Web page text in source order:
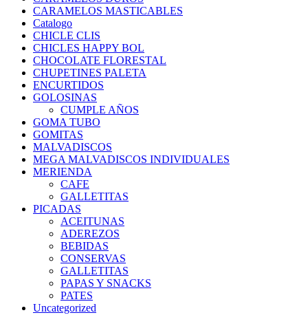
CARAMELOS MASTICABLES
Catalogo
CHICLE CLIS
CHICLES HAPPY BOL
CHOCOLATE FLORESTAL
CHUPETINES PALETA
ENCURTIDOS
GOLOSINAS
CUMPLE AÑOS
GOMA TUBO
GOMITAS
MALVADISCOS
MEGA MALVADISCOS INDIVIDUALES
MERIENDA
CAFE
GALLETITAS
PICADAS
ACEITUNAS
ADEREZOS
BEBIDAS
CONSERVAS
GALLETITAS
PAPAS Y SNACKS
PATES
Uncategorized